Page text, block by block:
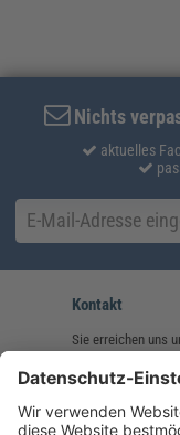
Nichts
aktuelles
Kontakt
Sie erreichen uns
(08233) 38 11
service@forum-